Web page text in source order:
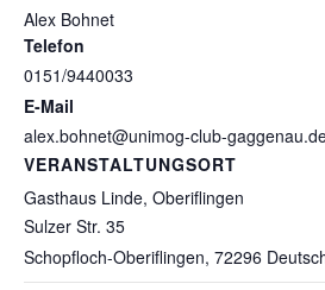
VERANSTALTUNGSORT
Gasthaus Linde, Oberiflingen
Sulzer Str. 35
Schopfloch-Oberiflingen, 72296
Alex Bohnet
Telefon
0151/9440033
E-Mail
alex.bohnet@unimog-club-